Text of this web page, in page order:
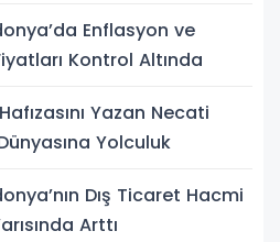
Enflasyon ve
Kontrol Altında
Yazan Necati
Yolculuk
Dış Ticaret Hacmi
Arttı